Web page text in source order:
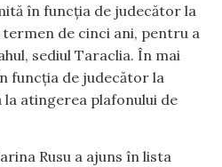
în funcția de judecător la
termen de cinci ani, pentru a
sediul Taraclia. În mai
funcția de judecător la
la atingerea plafonului de
Rusu a ajuns în lista